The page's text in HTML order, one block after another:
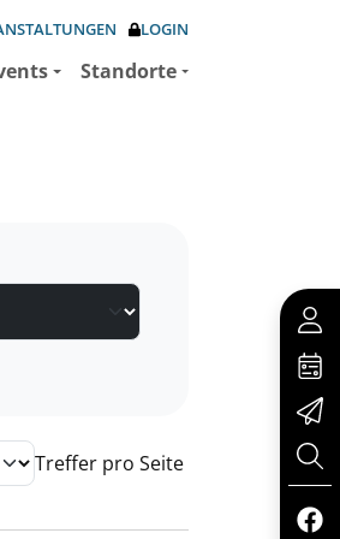
LOGIN
Standorte
Treffer pro Seite